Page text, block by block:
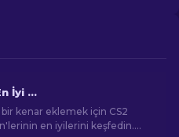
Kullanılacak En İyi CS2 Navaja Bıçağı Skin'leri: Nihai Liste [2026]
kenar eklemek için CS2
en iyilerini keşfedin.